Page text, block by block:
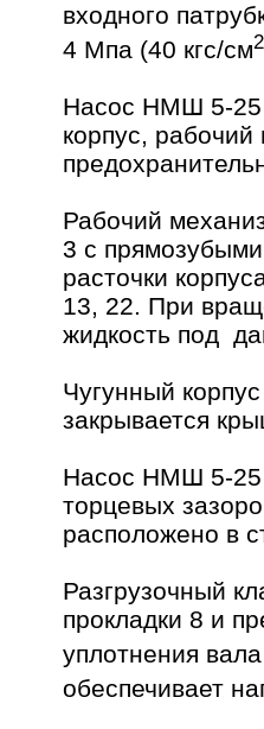
входного
4 Мпа (40 кгс/см2
Насос НМШ 5-25
корпус,
Рабочий
3 с
расточки
13, 22. При
жидкость под
Чугунный
закрывается
Насос НМШ 5-25
торцевых
расположено в
Разгрузочный
прокладки 8 и
уплотнения
обеспечивает